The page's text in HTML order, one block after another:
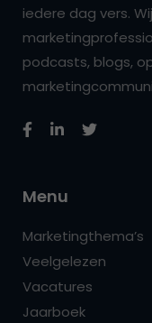
iedere dag vers.
podcasts, blogs,
Menu
Marketingthema’s
Veelgelezen
Vacatures
Jaarboek